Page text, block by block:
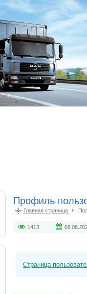
Профиль
Главная страница
1413
Страница